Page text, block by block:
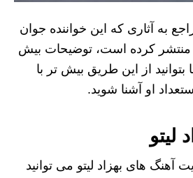
به آثاری که این خواننده جوان
منتشر کرده است، توضیحات بیش
بتوانید از این طریق بیش تر با
او آشنا شوید.
لیتو
آهنگ های بهزاد لیتو می توانید